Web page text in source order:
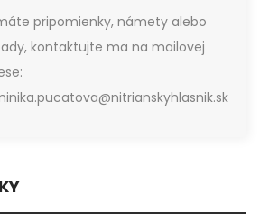
pripomienky, námety alebo
kontaktujte ma na mailovej